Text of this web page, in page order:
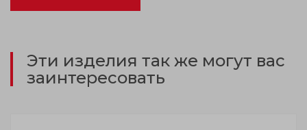
Эти изделия так же могут вас
заинтересовать